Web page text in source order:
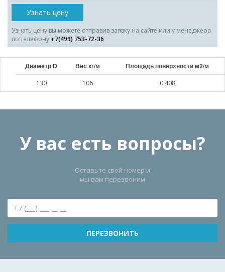
Узнать цену
Узнать цену вы можете отправив заявку на сайте или у менеджера
по телефону +7(499) 753-72-36
Диаметр D Вес кг/м Площадь поверхности м2/м
130 106 0.408
У вас есть вопросы?
Оставьте свой номер и
мы вам перезвоним